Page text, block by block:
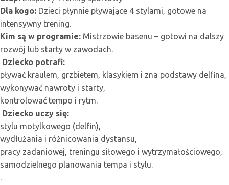
Dla kogo: Dzieci płynnie pływające 4 stylami, gotowe na
intensywny trening.
Kim są w programie: Mistrzowie basenu – gotowi na dalszy
rozwój lub starty w zawodach.
Dziecko potrafi:
pływać kraulem, grzbietem, klasykiem i zna podstawy delfina,
wykonywać nawroty i starty,
kontrolować tempo i rytm.
Dziecko uczy się:
stylu motylkowego (delfin),
wydłużania i różnicowania dystansu,
pracy zadaniowej, treningu siłowego i wytrzymałościowego,
samodzielnego planowania tempa i stylu.
.